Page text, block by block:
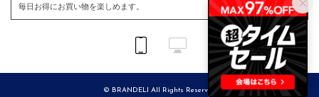
毎日お得にお買い物を楽しめます。
© BRANDELI All Rights Reserved